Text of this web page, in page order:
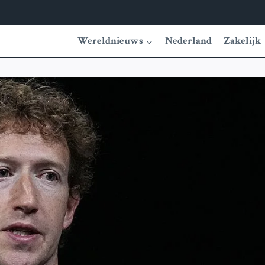
Wereldnieuws Nederland Zakelijk